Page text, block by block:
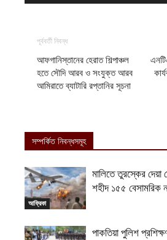
পূর্ববর্তী নিবন্ধ
আফগানিস্তানের হেরাত শিল্পাঞ্চল
হতে সৌদি আরব ও সংযুক্ত আরব
আমিরাতে ব্যাটারি রপ্তানির সূচনা
সম্পর্কিত নিবন্ধসমূহ
আফ্রিকা
মালিতে তুরস্কের
শহীদ ১৫৫ বেসামরিক
পাকতিয়া পুলিশ